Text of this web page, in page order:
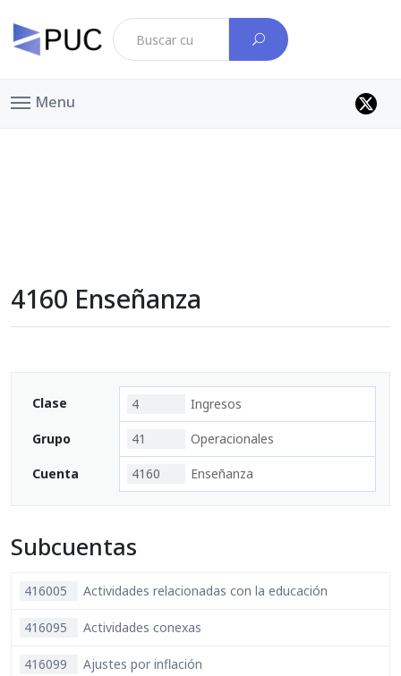
Menu
4160 Enseñanza
Clase 4 Ingresos
Grupo 41 Operacionales
Cuenta 4160 Enseñanza
Subcuentas
416005 Actividades relacionadas con la educación
416095 Actividades conexas
416099 Ajustes por inflación